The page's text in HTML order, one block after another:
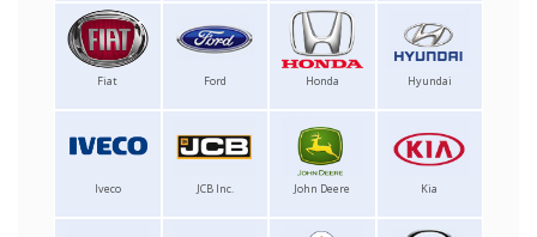
Fiat Ford Honda Hyundai
Iveco JCB Inc. John Deere Kia